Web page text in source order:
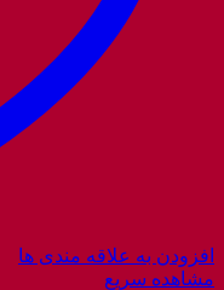
افزودن به علاقه مندی ها
مشاهده سریع